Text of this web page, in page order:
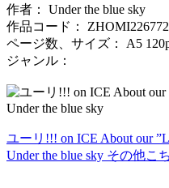
作者： Under the blue sky
作品コード： ZHOMI226772
ページ数、サイズ： A5
ジャンル：
ユーリ!!! on ICE About our
Under the blue sky その他こ